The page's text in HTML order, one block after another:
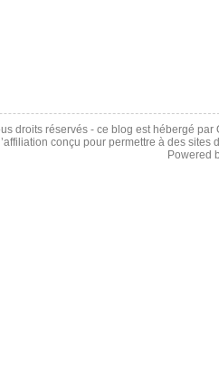
droits réservés - ce blog est hébergé
conçu pour permettre à des
Powered